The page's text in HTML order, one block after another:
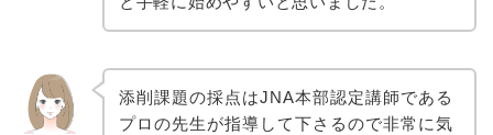
添削課題の採点はJNA本部認定講師である
プロの先生が指導して下さるので非常に気